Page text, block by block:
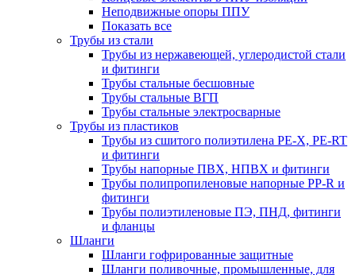
Неподвижные опоры ППУ
Показать все
Трубы из стали
Трубы из нержавеющей, углеродистой стали
и фитинги
Трубы стальные бесшовные
Трубы стальные ВГП
Трубы стальные электросварные
Трубы из пластиков
Трубы из сшитого полиэтилена PE-X, PE-RT
и фитинги
Трубы напорные ПВХ, НПВХ и фитинги
Трубы полипропиленовые напорные PP-R и
фитинги
Трубы полиэтиленовые ПЭ, ПНД, фитинги
и фланцы
Шланги
Шланги гофрированные защитные
Шланги поливочные, промышленные, для